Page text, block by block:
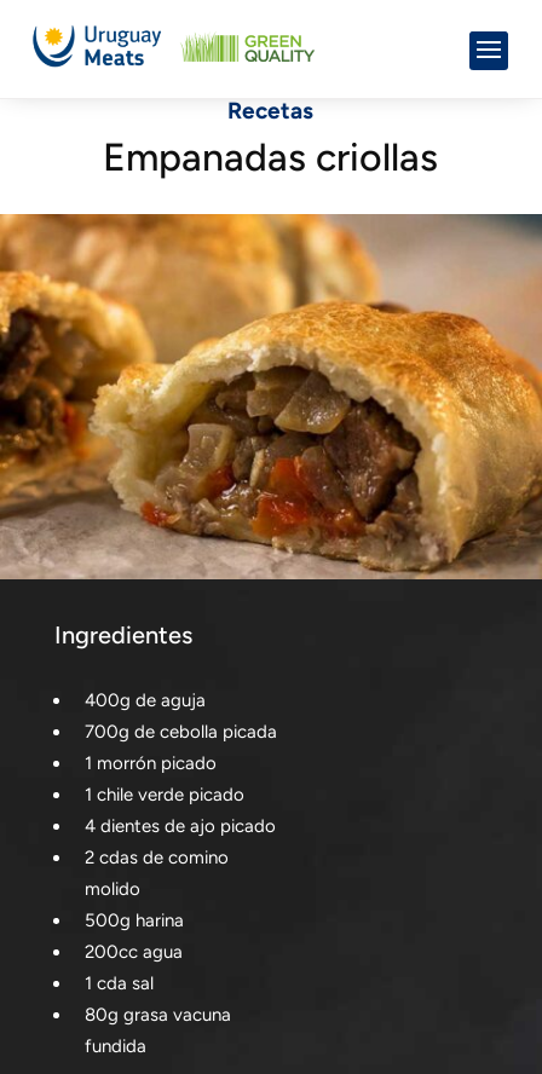
Recetas
Empanadas criollas
Ingredientes
400g de aguja
700g de cebolla picada
1 morrón picado
1 chile verde picado
4 dientes de ajo picado
2 cdas de comino
molido
500g harina
200cc agua
1 cda sal
80g grasa vacuna
fundida